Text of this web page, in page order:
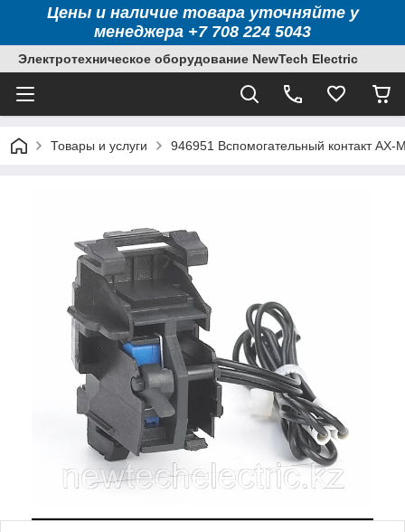
Цены и наличие товара уточняйте у
менеджера +7 708 224 5043
Электротехническое оборудование NewTech Electric
Товары и услуги 946951 Вспомогательный контакт